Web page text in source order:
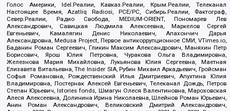
Голос Америки, Idel.Реалии, Кавказ.Реалии, Крым.Реалии, Телеканал
Настоящее Время, Azatliq Radiosi, PCE/PC, Сибирь.Реалии, Фактограф,
Север.Реалии, Радио Свобода, MEDIUM-ORIENT, Пономарев Лев
Александрович, Савицкая Людмила Алексеевна, Маркелов Сергей
Евгеньевич, Камалягин Денис Николаевич, Апахончич Дарья
Александровна, Medusa Project, Первое антикоррупционное СМИ, VTimes.io,
Баданин Роман Сергеевич, Гликин Максим Александрович, Маняхин Петр
Борисович, Ярош Юлия Петровна, Чуракова Ольга Владимировна,
Железнова Мария Михайловна, Лукьянова Юлия Сергеевна, Маетная
Елизавета Витальевна, The Insider SIA, Рубин Михаил Аркадьевич, Гройсман
Софья Романовна, Рождественский Илья Дмитриевич, Апухтина Юлия
Владимировна, Постернак Алексей Евгеньевич, Телеканал Дождь, Петров
Степан Юрьевич, Istories fonds, Шмагун Олеся Валентиновна, Мароховская
Алеся Алексеевна, Долинина Ирина Николаевна, Шлейнов Роман Юрьевич,
Анин Роман Александрович, Великовский Дмитрий Александрович,